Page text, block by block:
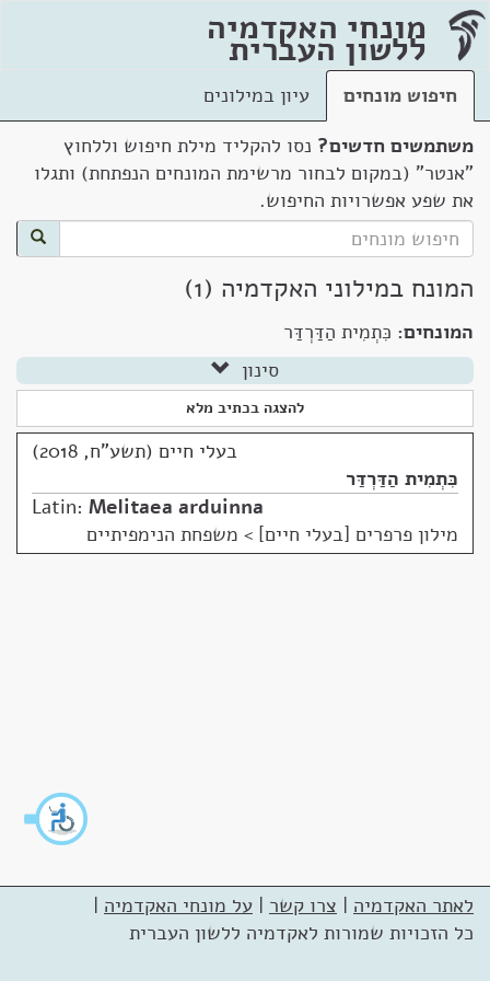
מונחי האקדמיה
ללשון העברית
חיפוש מונחים
עיון במילונים
משתמשים חדשים? נסו להקליד מילת חיפוש וללחוץ
"אנטר" (במקום לבחור מרשימת המונחים הנפתחת) ותגלו
את שפע אפשרויות החיפוש.
המונח במילוני האקדמיה (1)
המונחים: כִּתְמִית הַדַּרְדַּר
סינון
להצגה בכתיב מלא
בעלי חיים (תשע"ח, 2018)
כִּתְמִית הַדַּרְדַּר
Latin: Melitaea arduinna
מילון פרפרים [בעלי חיים] > משפחת הנימפיתיים
לאתר האקדמיה | צרו קשר | על מונחי האקדמיה |
כל הזכויות שמורות לאקדמיה ללשון העברית